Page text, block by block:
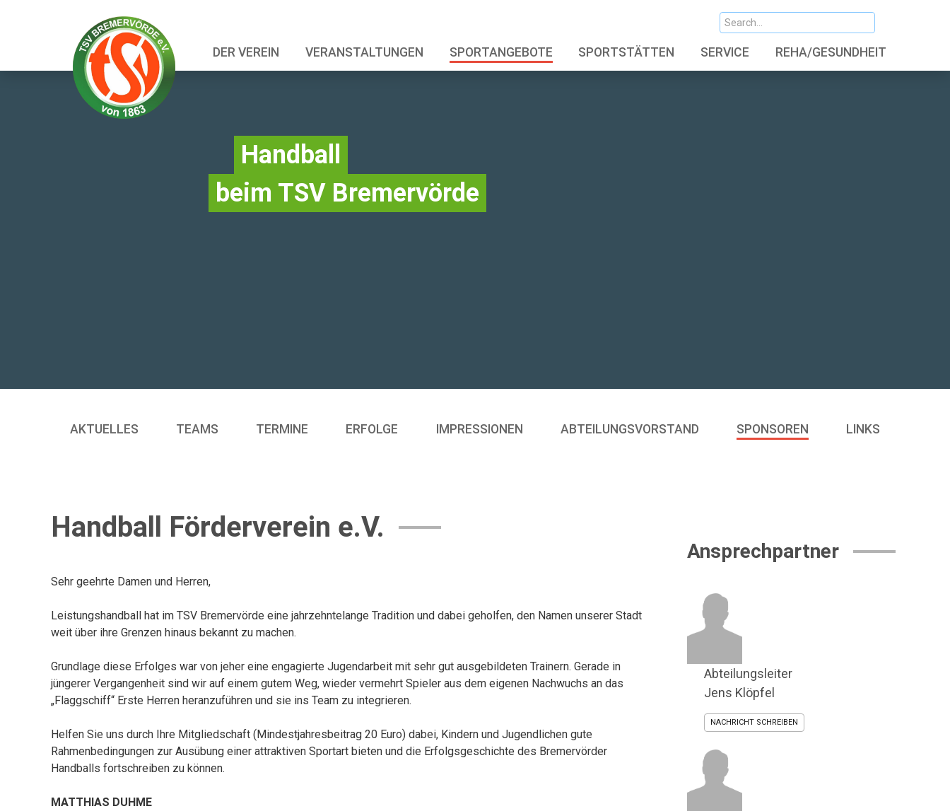
DER VEREIN VERANSTALTUNGEN SPORTANGEBOTE SPORTSTÄTTEN SERVICE REHA/GESUNDHEIT
Handball
beim TSV Bremervörde
AKTUELLES TEAMS TERMINE ERFOLGE IMPRESSIONEN ABTEILUNGSVORSTAND SPONSOREN LINKS
Handball Förderverein e.V.
Sehr geehrte Damen und Herren,
Leistungshandball hat im TSV Bremervörde eine jahrzehntelange Tradition und dabei geholfen, den Namen unserer Stadt
weit über ihre Grenzen hinaus bekannt zu machen.
Grundlage diese Erfolges war von jeher eine engagierte Jugendarbeit mit sehr gut ausgebildeten Trainern. Gerade in
jüngerer Vergangenheit sind wir auf einem gutem Weg, wieder vermehrt Spieler aus dem eigenen Nachwuchs an das
„Flaggschiff“ Erste Herren heranzuführen und sie ins Team zu integrieren.
Helfen Sie uns durch Ihre Mitgliedschaft (Mindestjahresbeitrag 20 Euro) dabei, Kindern und Jugendlichen gute
Rahmenbedingungen zur Ausübung einer attraktiven Sportart bieten und die Erfolgsgeschichte des Bremervörder
Handballs fortschreiben zu können.
MATTHIAS DUHME
Ansprechpartner
Abteilungsleiter
Jens Klöpfel
NACHRICHT SCHREIBEN